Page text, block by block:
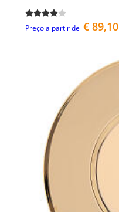
Preço a partir de € 89,10